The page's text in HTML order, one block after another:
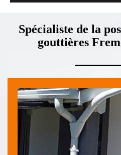
Spécialiste de la
gouttières